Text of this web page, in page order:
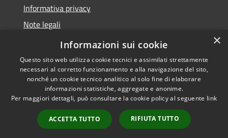
Informativa privacy
Note legali
Dichiarazione di accessibilità
Accessibilità
Copyright © 2026 • Comune di
Molinella • Powered by
Municipium•
Accesso
redazione
×
Informazioni sui cookie
Questo sito web utilizza cookie tecnici e assimilati strettamente
necessari al corretto funzionamento e alla navigazione del sito,
nonché un cookie tecnico analitico al solo fine di elaborare
informazioni statistiche, aggregate e anonime.
Per maggiori dettagli, può consultare la cookie policy al seguente link
ACCETTA TUTTO RIFIUTA TUTTO